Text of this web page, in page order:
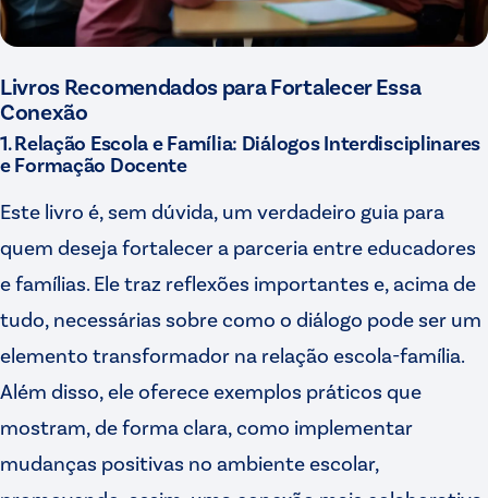
Livros Recomendados para Fortalecer Essa
Conexão
1. Relação Escola e Família: Diálogos Interdisciplinares
e Formação Docente
Este livro é, sem dúvida, um verdadeiro guia para
quem deseja fortalecer a parceria entre educadores
e famílias. Ele traz reflexões importantes e, acima de
tudo, necessárias sobre como o diálogo pode ser um
elemento transformador na relação escola-família.
Além disso, ele oferece exemplos práticos que
mostram, de forma clara, como implementar
mudanças positivas no ambiente escolar,